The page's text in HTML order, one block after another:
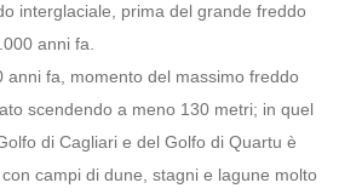
interglaciale, prima del grande freddo
anni fa.
anni fa, momento del massimo freddo
scendendo a meno 130 metri; in quel
di Cagliari e del Golfo di Quartu è
campi di dune, stagni e lagune molto